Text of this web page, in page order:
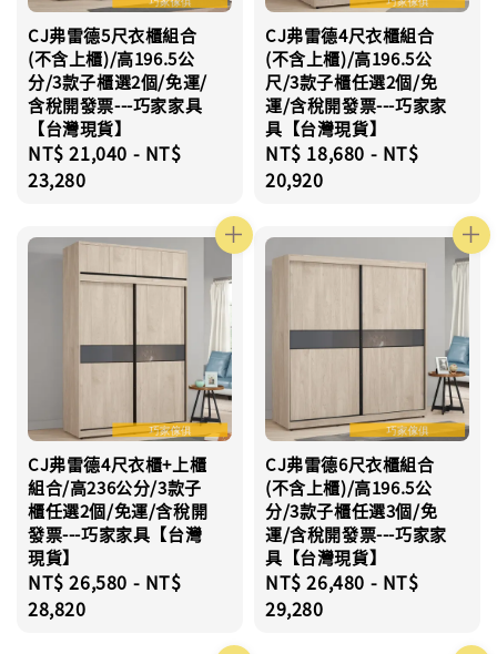
CJ弗雷德5尺衣櫃組合
(不含上櫃)/高196.5公
分/3款子櫃選2個/免運/
含稅開發票---巧家家具
【台灣現貨】
Regular
price
NT$ 21,040 - NT$
23,280
CJ弗雷德4尺衣櫃組合
(不含上櫃)/高196.5公
尺/3款子櫃任選2個/免
運/含稅開發票---巧家家
具【台灣現貨】
Regular
price
NT$ 18,680 - NT$
20,920
CJ弗雷德4尺衣櫃+上櫃
組合/高236公分/3款子
櫃任選2個/免運/含稅開
發票---巧家家具【台灣
現貨】
Regular
price
NT$ 26,580 - NT$
28,820
CJ弗雷德6尺衣櫃組合
(不含上櫃)/高196.5公
分/3款子櫃任選3個/免
運/含稅開發票---巧家家
具【台灣現貨】
Regular
price
NT$ 26,480 - NT$
29,280